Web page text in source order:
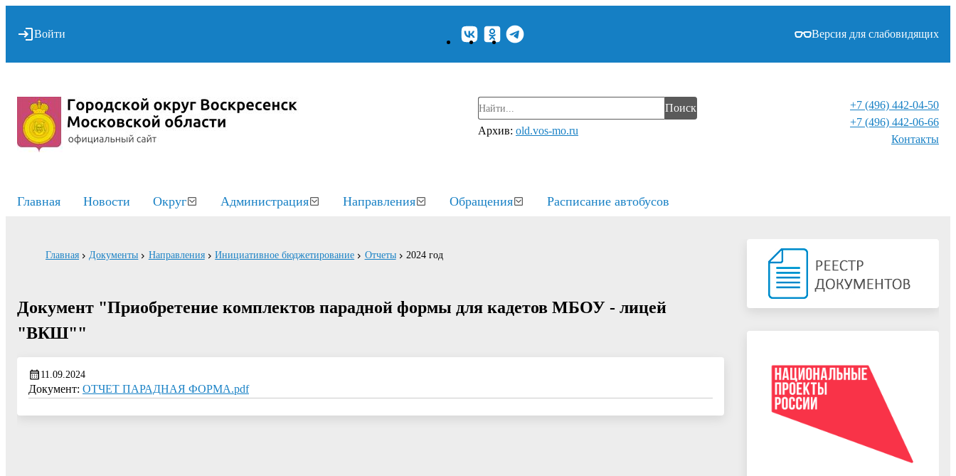
Войти Версия для слабовидящих
Поиск
Архив: old.vos-mo.ru
+7 (496) 442-04-50
+7 (496) 442-06-66
Контакты⁠
Главная Новости Округ Администрация Направления Обращения Расписание автобусов
Главная Документы Направления Инициативное бюджетирование Отчеты 2024 год
Документ "Приобретение комплектов парадной формы для кадетов МБОУ - лицей
"ВКШ""
11.09.2024
Документ: ОТЧЕТ ПАРАДНАЯ ФОРМА.pdf